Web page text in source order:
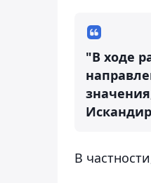
"В ходе
В